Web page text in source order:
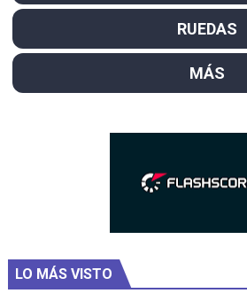
RUEDAS
MÁS
LO MÁS VISTO